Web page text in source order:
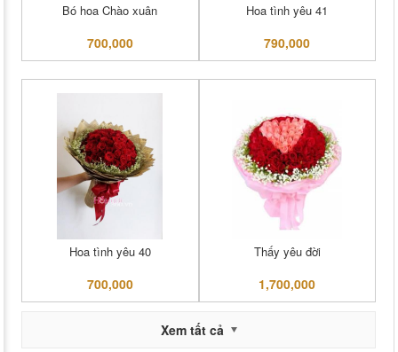
Bó hoa Chào xuân
700,000
Hoa tình yêu 41
790,000
Hoa tình yêu 40
700,000
Thấy yêu đời
1,700,000
Xem tất cả